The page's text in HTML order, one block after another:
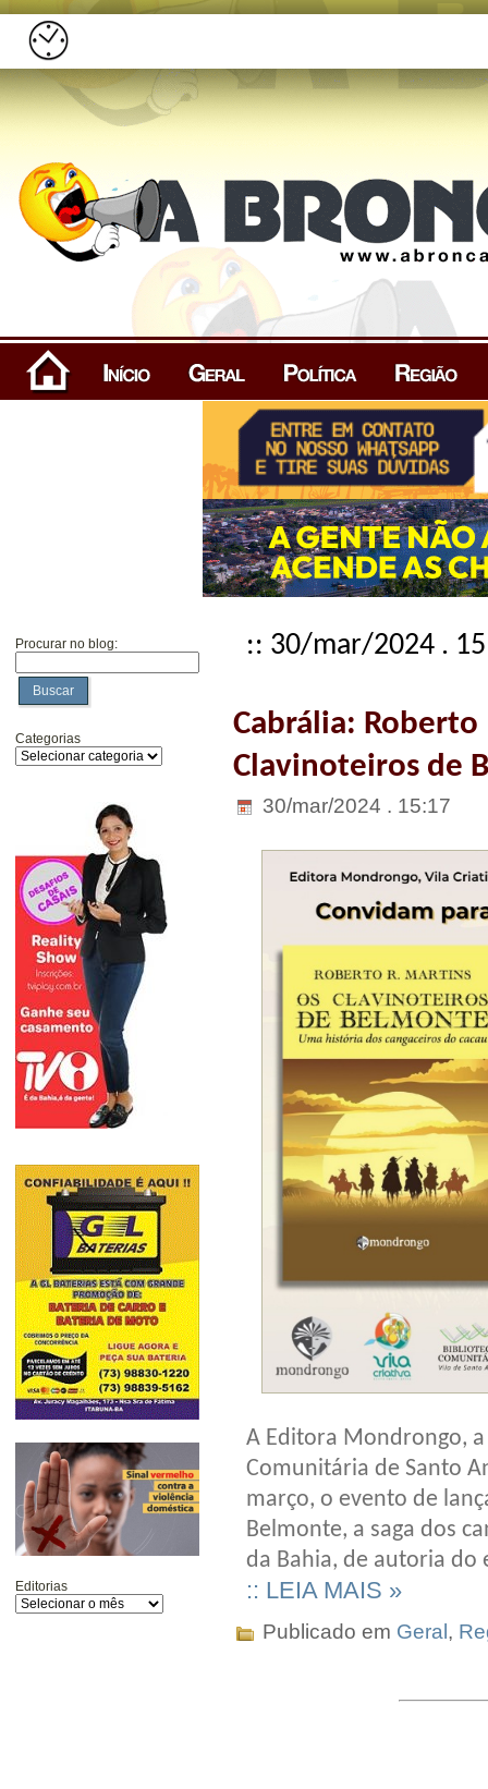
Procurar no blog:
Buscar
Categorias
Editorias
:: 30/mar/2024 .
Cabrália:
Clavinoteiros de
30/mar/2024 . 15:17
A Editora Mondrongo,
Comunitária de Santo
março, o evento de
Belmonte, a saga dos
da Bahia, de autoria do
:: LEIA MAIS »
Publicado em Geral ,